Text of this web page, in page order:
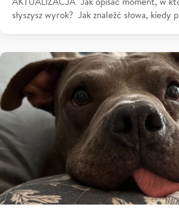
słyszysz wyrok? Jak znaleźć słowa, kiedy